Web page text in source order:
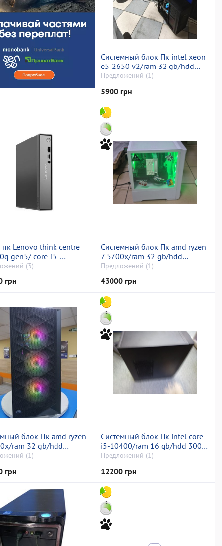
Системный блок Пк intel xeon
e5-2650 v2/ram 32 gb/hdd
відсутній/ssd 1000 gb/amd/ ati
256bit
Предложений (1)
5900 грн
Lenovo think centre
gen5/ core-i5-
ram16gb/ssd512/
(3)
грн
Системный блок Пк amd ryzen
7 5700x/ram 32 gb/hdd
відсутній/ssd 480 gb/nvidia rtx
128bit
Предложений (1)
43000 грн
блок Пк amd ryzen
ram 32 gb/hdd
ssd 2000 gb/nvidia
(1)
грн
Системный блок Пк intel core
i5-10400/ram 16 gb/hdd 300
gb+300 gb/ssd 300 gb+300
Предложений (1)
12200 грн